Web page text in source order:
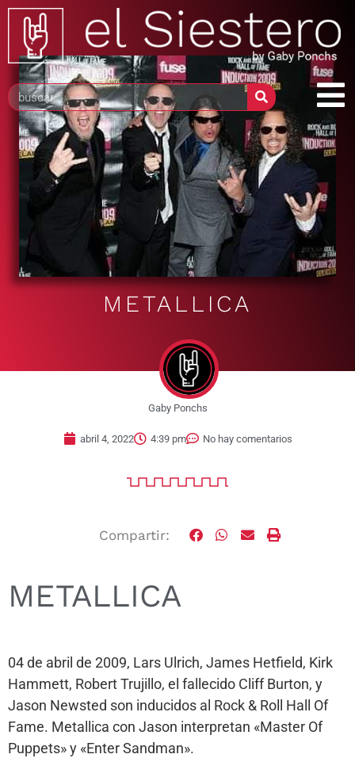
METALLICA
Gaby Ponchs
abril 4, 2022 4:39 pm No hay comentarios
Compartir:
METALLICA
04 de abril de 2009, Lars Ulrich, James Hetfield, Kirk
Hammett, Robert Trujillo, el fallecido Cliff Burton, y
Jason Newsted son inducidos al Rock & Roll Hall Of
Fame. Metallica con Jason interpretan «Master Of
Puppets» y «Enter Sandman».